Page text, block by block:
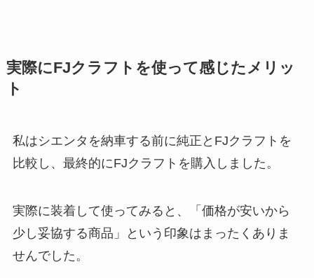
実際にFJクラフトを使って感じたメリッ
ト
私はシエンタを納車する前に純正とFJクラフトを
比較し、最終的にFJクラフトを購入しました。
実際に装着して使ってみると、「価格が安いから
少し妥協する商品」という印象はまったくありま
せんでした。